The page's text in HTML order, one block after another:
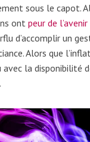
sous le capot.
ontpeur de
d’accomplir un
Alors que
avec la disponibilité